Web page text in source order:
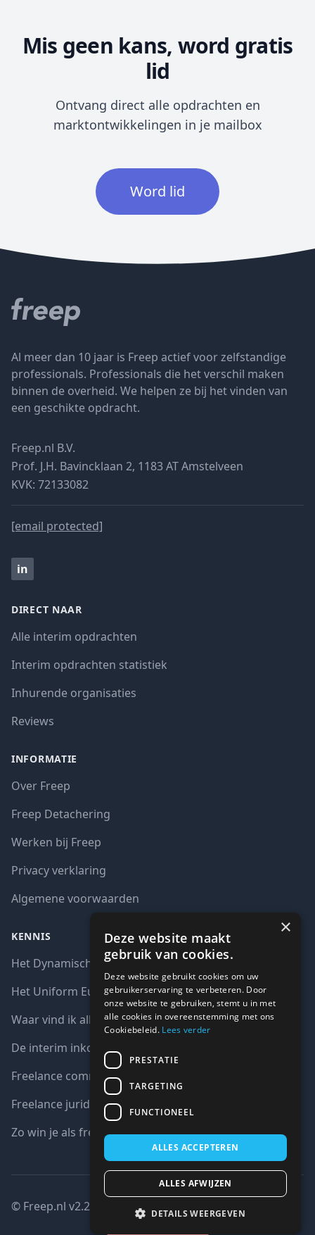
Gesloten
Mis geen kans, word gratis
lid
Ontvang direct alle opdrachten en
marktontwikkelingen in je mailbox
Word lid
Al meer dan 10 jaar is Freep actief voor zelfstandige
professionals. Professionals die het verschil maken
binnen de overheid. We helpen ze bij het vinden van
een geschikte opdracht.
Freep.nl B.V.
Prof. J.H. Bavincklaan 2, 1183 AT Amstelveen
KVK: 72133082
[email protected]
in
DIRECT NAAR
Alle interim opdrachten
Interim opdrachten statistiek
Inhurende organisaties
Reviews
INFORMATIE
Over Freep
Freep Detachering
Werken bij Freep
Privacy verklaring
Algemene voorwaarden
KENNIS
Het Dynamisch aankoopsysteem (DAS)
Het Uniform Europees Aanbestedingsdocument (UEA)
Waar vind ik alle interim opdrachten bij de overheid?
De interim inkoop markt in cijfers
Freelance communicatie vacatures
Freelance juridische vacatures
Zo win je als freelancer een aanbesteding
© Freep.nl v2.2 : 2026 copyright all right reserved
×
Deze website maakt
gebruik van cookies.
Deze website gebruikt cookies om uw
gebruikerservaring te verbeteren. Door
onze website te gebruiken, stemt u in met
alle cookies in overeenstemming met ons
Cookiebeleid. Lees verder
PRESTATIE
TARGETING
FUNCTIONEEL
ALLES ACCEPTEREN
ALLES AFWIJZEN
DETAILS WEERGEVEN